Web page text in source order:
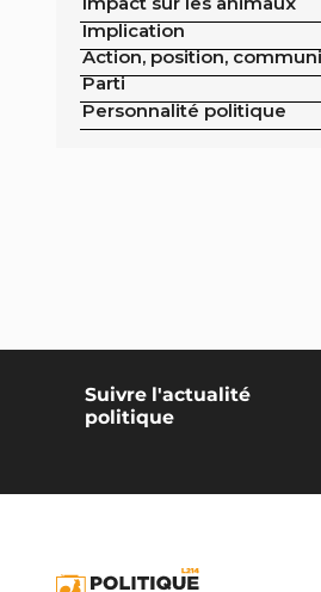
Exclusion de
publics de la ville
Exclusion de la
publics de la ville
piscicoles
Mesures miroirs
Interdiction des
Interdiction
Implication
Action, position,
Parti
Personnalité politique
Suivre l'actualité
politique